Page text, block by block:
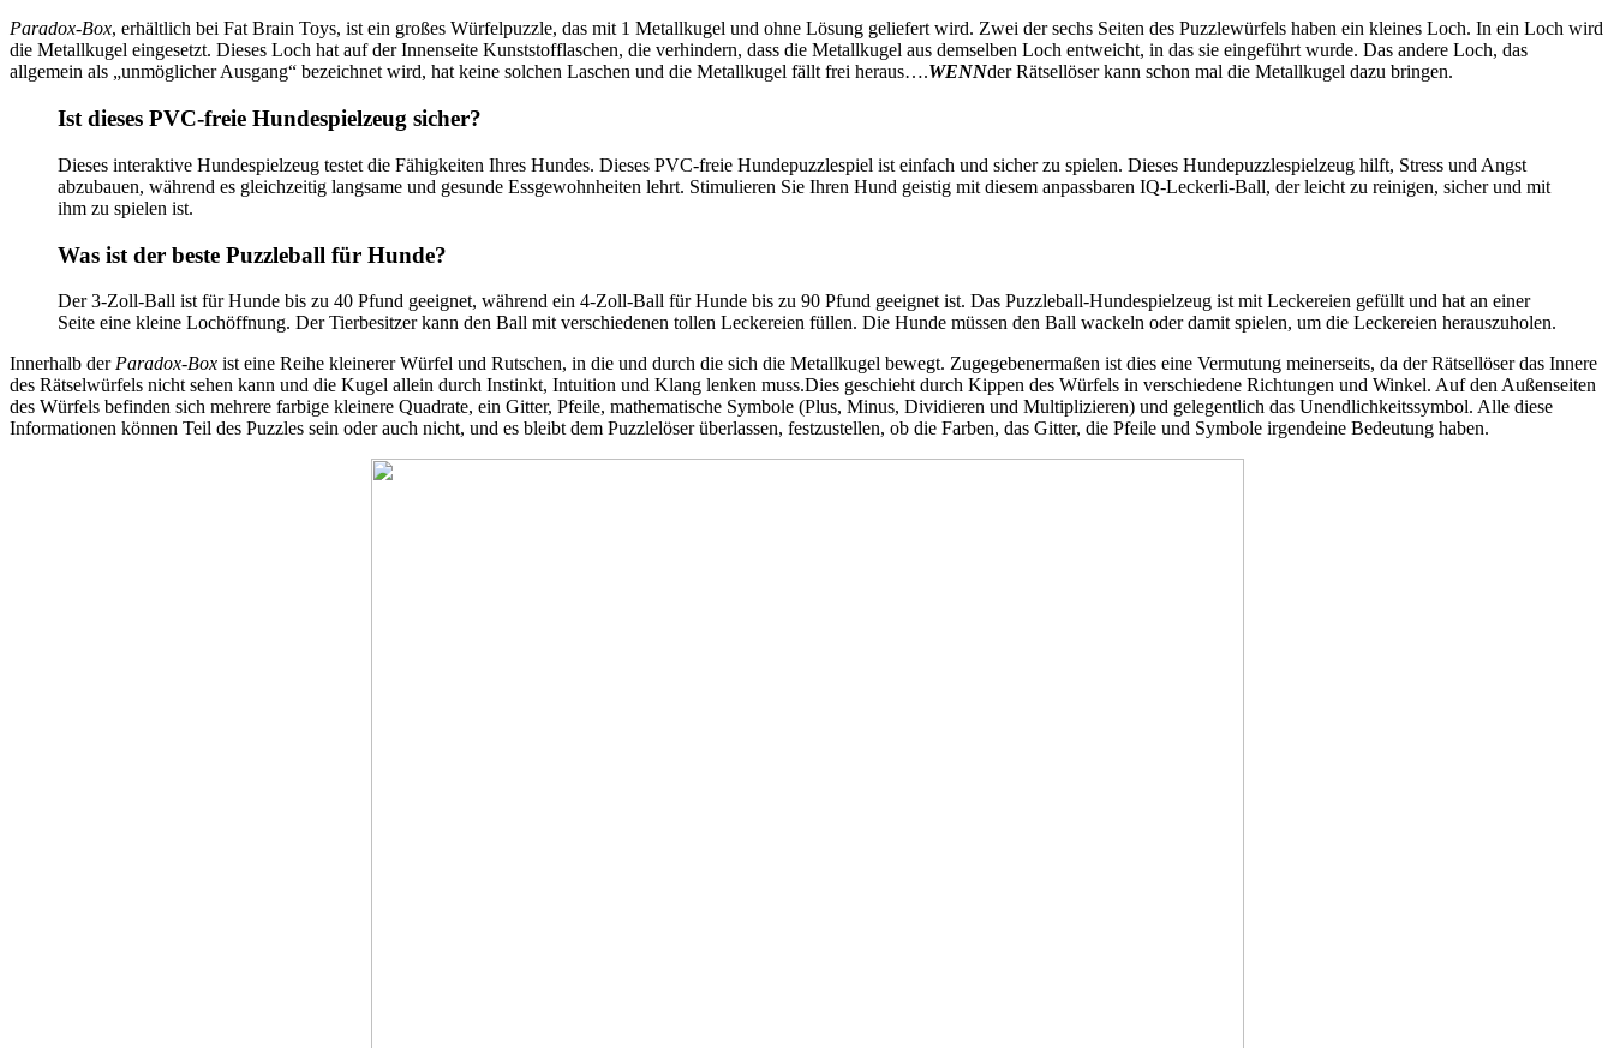
Paradox-Box, erhältlich bei Fat Brain Toys, ist ein großes Würfelpuzzle, das mit 1 Metallkugel und ohne Lösung geliefert wird. Zwei der sechs Seiten des Puzzlewürfels haben ein kleines Loch. In ein Loch wird
die Metallkugel eingesetzt. Dieses Loch hat auf der Innenseite Kunststofflaschen, die verhindern, dass die Metallkugel aus demselben Loch entweicht, in das sie eingeführt wurde. Das andere Loch, das
allgemein als „unmöglicher Ausgang“ bezeichnet wird, hat keine solchen Laschen und die Metallkugel fällt frei heraus….WENNder Rätsellöser kann schon mal die Metallkugel dazu bringen.
Ist dieses PVC-freie Hundespielzeug sicher?
Dieses interaktive Hundespielzeug testet die Fähigkeiten Ihres Hundes. Dieses PVC-freie Hundepuzzlespiel ist einfach und sicher zu spielen. Dieses Hundepuzzlespielzeug hilft, Stress und Angst
abzubauen, während es gleichzeitig langsame und gesunde Essgewohnheiten lehrt. Stimulieren Sie Ihren Hund geistig mit diesem anpassbaren IQ-Leckerli-Ball, der leicht zu reinigen, sicher und mit
ihm zu spielen ist.
Was ist der beste Puzzleball für Hunde?
Der 3-Zoll-Ball ist für Hunde bis zu 40 Pfund geeignet, während ein 4-Zoll-Ball für Hunde bis zu 90 Pfund geeignet ist. Das Puzzleball-Hundespielzeug ist mit Leckereien gefüllt und hat an einer
Seite eine kleine Lochöffnung. Der Tierbesitzer kann den Ball mit verschiedenen tollen Leckereien füllen. Die Hunde müssen den Ball wackeln oder damit spielen, um die Leckereien herauszuholen.
Innerhalb der Paradox-Box ist eine Reihe kleinerer Würfel und Rutschen, in die und durch die sich die Metallkugel bewegt. Zugegebenermaßen ist dies eine Vermutung meinerseits, da der Rätsellöser das Innere
des Rätselwürfels nicht sehen kann und die Kugel allein durch Instinkt, Intuition und Klang lenken muss.Dies geschieht durch Kippen des Würfels in verschiedene Richtungen und Winkel. Auf den Außenseiten
des Würfels befinden sich mehrere farbige kleinere Quadrate, ein Gitter, Pfeile, mathematische Symbole (Plus, Minus, Dividieren und Multiplizieren) und gelegentlich das Unendlichkeitssymbol. Alle diese
Informationen können Teil des Puzzles sein oder auch nicht, und es bleibt dem Puzzlelöser überlassen, festzustellen, ob die Farben, das Gitter, die Pfeile und Symbole irgendeine Bedeutung haben.